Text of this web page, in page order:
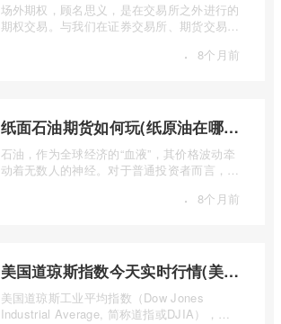
场外期权，顾名思义，是在交易所之外进行的
期权交易。与我们在证券交易所、期货交易所
· 8个月前
纸面石油期货如何玩(纸原油在哪里交易)
石油，作为全球经济的“血液”，其价格波动牵
动着无数人的神经。对于普通投资者而言，直
· 8个月前
美国道琼斯指数今天实时行情(美国道琼斯指数期货指数实时行情)
美国道琼斯工业平均指数（Dow Jones
Industrial Average, 简称道指或DJIA），无